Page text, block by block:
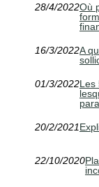
28/4/2022Où
16/3/2022A
01/3/2022Les
20/2/2021
22/10/2020